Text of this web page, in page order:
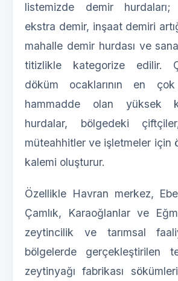
listemizde demir
ekstra demir, inşaat demiri
mahalle demir hurdası ve
titizlikle kategorize edilir.
döküm ocaklarının en
hammadde olan yüksek
hurdalar, bölgedeki
müteahhitler ve işletmeler için
kalemi oluşturur.
Özellikle Havran merkez,
Çamlık, Karaoğlanlar ve
zeytincilik ve tarımsal
bölgelerde gerçekleştirilen
zeytinyağı fabrikası